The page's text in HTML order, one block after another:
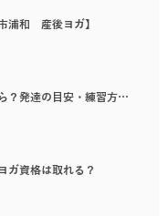
浦和 産後ヨガ】
？発達の目安・練習方…
ガ資格は取れる？